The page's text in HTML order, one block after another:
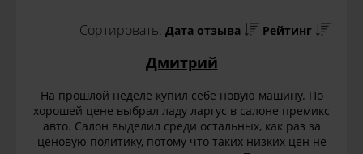
Сортировать: Дата отзыва Рейтинг
Дмитрий
На прошлой неделе купил себе новую машину. По
хорошей цене выбрал ладу ларгус в салоне премикс
авто. Салон выделил среди остальных, как раз за
ценовую политику, потому что таких низких цен не